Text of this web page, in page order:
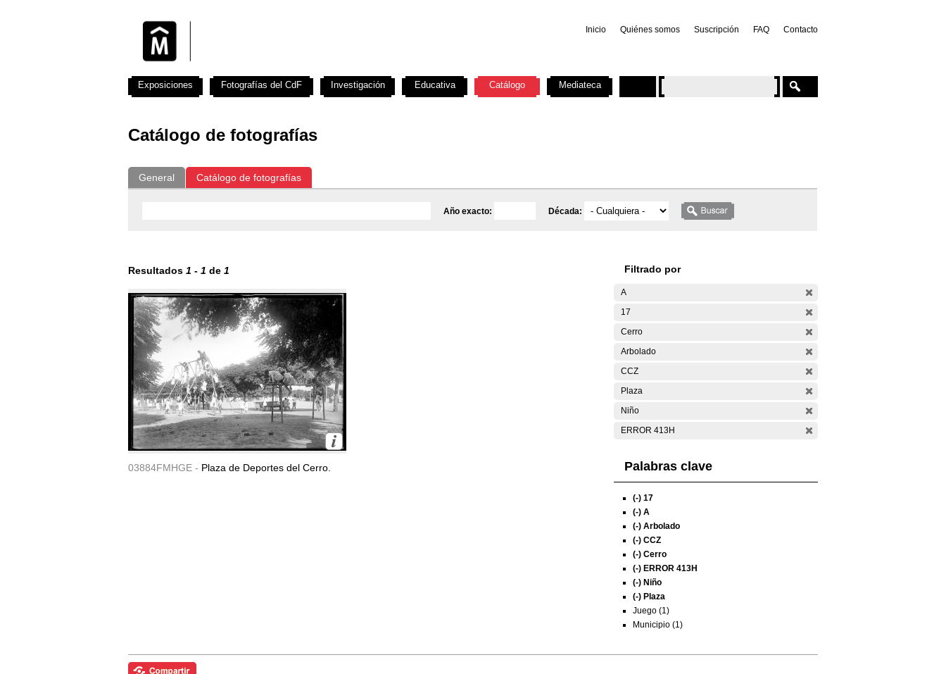
Inicio Quiénes somos Suscripción FAQ Contacto
Catálogo de fotografías
General Catálogo de fotografías
Año exacto: Década:
Resultados 1 - 1 de 1
03884FMHGE - Plaza de Deportes del Cerro.
Filtrado por
A
17
Cerro
Arbolado
CCZ
Plaza
Niño
ERROR 413H
Palabras clave
(-) 17
(-) A
(-) Arbolado
(-) CCZ
(-) Cerro
(-) ERROR 413H
(-) Niño
(-) Plaza
Juego (1)
Municipio (1)
Exposiciones Fotografías del CdF Investigación Educativa Catálogo Mediateca